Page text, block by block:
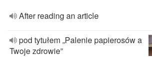
After reading an article
pod tytułem „Palenie papierosów a
Twoje zdrowie”